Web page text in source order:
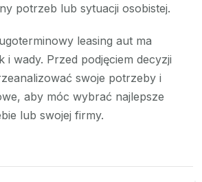
potrzeb lub sytuacji osobistej.
leasing aut ma
i wady. Przed podjęciem decyzji
swoje potrzeby i
aby móc wybrać najlepsze
lub swojej firmy.